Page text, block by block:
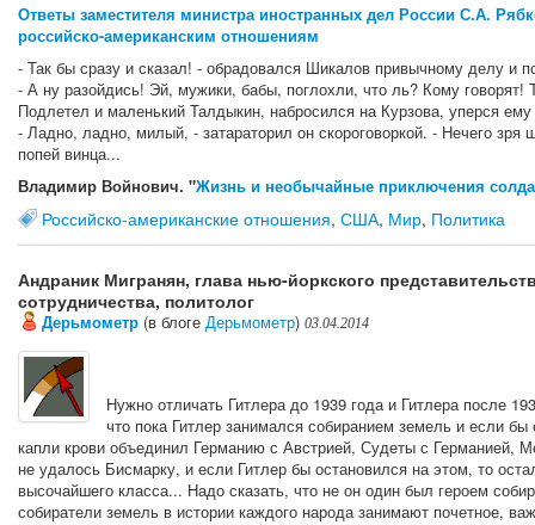
Ответы заместителя министра иностранных дел России С.А.
российско-американским отношениям
- Так бы сразу и сказал! - обрадовался Шикалов привычному делу и
- А ну разойдись! Эй, мужики, бабы, поглохли, что ль? Кому говорят!
Подлетел и маленький Талдыкин, набросился на Курзова, уперся
- Ладно, ладно, милый, - затараторил он скороговоркой. - Нечего
попей винца...
Владимир Войнович. "Жизнь и необычайные приключения
Российско-американские отношения, США, Мир, Политика
Андраник Мигранян, глава нью-йоркского
сотрудничества, политолог
Дерьмометр (в блоге Дерьмометр) 03.04.2014
Нужно отличать Гитлера до 1939 года и Гитлера после
что пока Гитлер занимался собиранием земель и если
капли крови объединил Германию с Австрией, Судеты с Германией,
не удалось Бисмарку, и если Гитлер бы остановился на этом, то
высочайшего класса... Надо сказать, что не он один был героем
собиратели земель в истории каждого народа занимают почетное,